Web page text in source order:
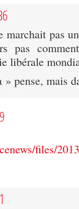
pas
pas
libérale
pense, mais
files/